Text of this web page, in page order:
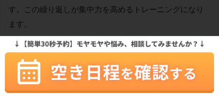
す。この繰り返しが集中力を高めるトレーニングになり
ます。
無理をしないことがポイント
マインドフルネスを実施する中で、特に初心者の方は「5